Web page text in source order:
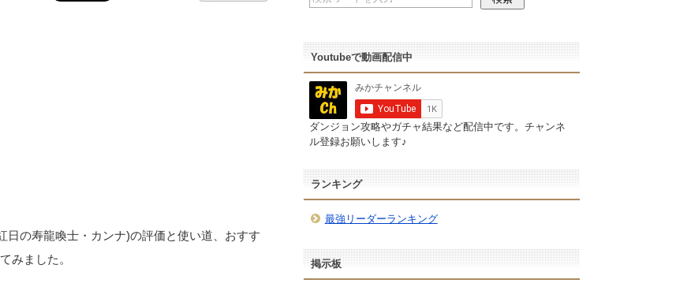
の寿龍喚士・カンナ)の評価と使い道、おすす
みました。
Youtubeで動画配信中
ダンジョン攻略やガチャ結果など配信中です。チャンネ
ル登録お願いします♪
ランキング
最強リーダーランキング
掲示板